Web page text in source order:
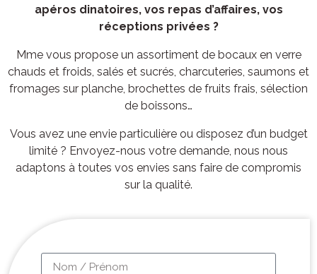
apéros dinatoires, vos repas d’affaires, vos
réceptions privées ?
Mme vous propose un assortiment de bocaux en verre
chauds et froids, salés et sucrés, charcuteries, saumons et
fromages sur planche, brochettes de fruits frais, sélection
de boissons…
Vous avez une envie particulière ou disposez d’un budget
limité ? Envoyez-nous votre demande, nous nous
adaptons à toutes vos envies sans faire de compromis
sur la qualité.